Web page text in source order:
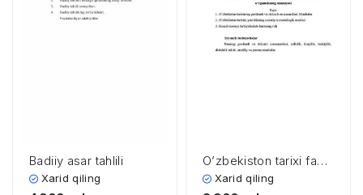
Badiiy asar tahlili
Xarid qiling
O’zbekiston tarixi fani
predmeti, nazariy-
Xarid qiling